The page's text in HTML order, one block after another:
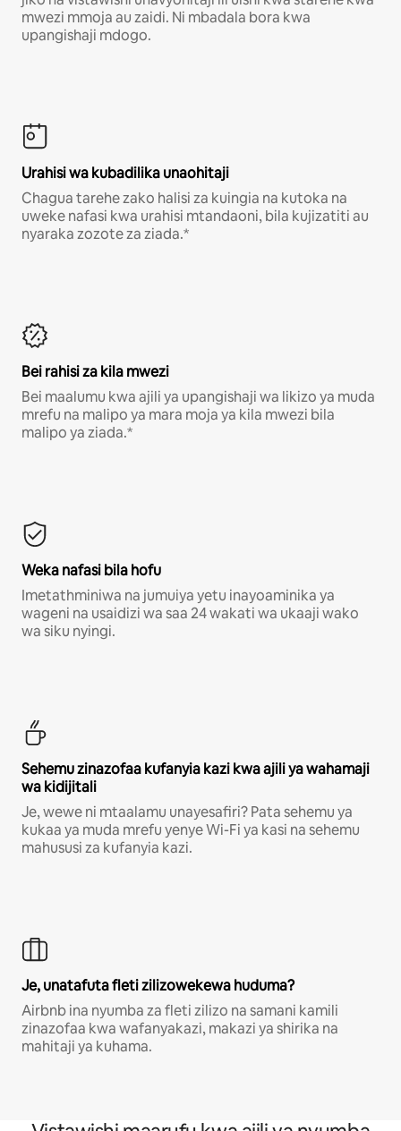
mwezi mmoja au zaidi. Ni mbadala bora kwa
upangishaji mdogo.
Urahisi wa kubadilika unaohitaji
Chagua tarehe zako halisi za kuingia na kutoka na
uweke nafasi kwa urahisi mtandaoni, bila kujizatiti au
nyaraka zozote za ziada.*
Bei rahisi za kila mwezi
Bei maalumu kwa ajili ya upangishaji wa likizo ya muda
mrefu na malipo ya mara moja ya kila mwezi bila
malipo ya ziada.*
Weka nafasi bila hofu
Imetathminiwa na jumuiya yetu inayoaminika ya
wageni na usaidizi wa saa 24 wakati wa ukaaji wako
wa siku nyingi.
Sehemu zinazofaa kufanyia kazi kwa ajili ya wahamaji
wa kidijitali
Je, wewe ni mtaalamu unayesafiri? Pata sehemu ya
kukaa ya muda mrefu yenye Wi-Fi ya kasi na sehemu
mahususi za kufanyia kazi.
Je, unatafuta fleti zilizowekewa huduma?
Airbnb ina nyumba za fleti zilizo na samani kamili
zinazofaa kwa wafanyakazi, makazi ya shirika na
mahitaji ya kuhama.